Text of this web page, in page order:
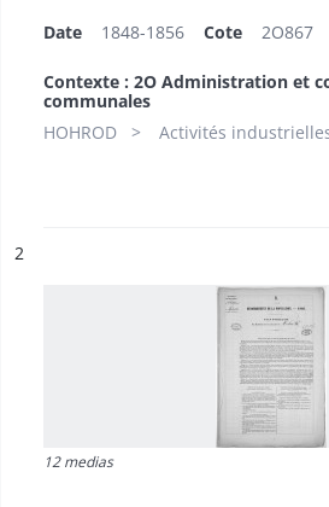
Date 1848-1856 Cote 2O867
Contexte : 2O Administration et
communales
HOHROD
Activités
n°
2
12 medias